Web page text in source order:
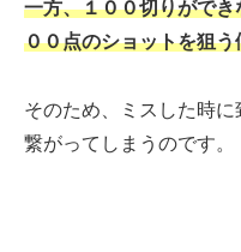
一方、１００切りがで
００点のショットを狙
そのため、ミスした時
繋がってしまうのです。